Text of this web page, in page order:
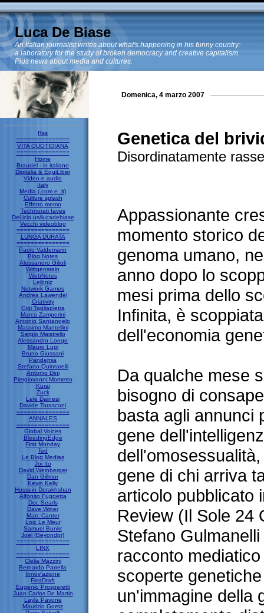
Luca De Biase
An Italian journalist writes about what's happening in his funny country:
a laboratory for the study of broken democracy and creative capitalism.
Plus news about media and cultures.
Rss
===============
VITA QUOTIDIANA
===============
Home
Braudel - in italiano
Digitalia & EquiLiber
Video e audio
Italy
Media (.com e .it)
Culture splash
Effetto memo
Technorati faves
Del.icio.us/lucadebiase
Vecchi videoblog
===============
LUNGA DURATA
===============
Paolo Valdemarin
Blog Notes
Alessandro Gilioli
Wittgenstein
WebNotes
Leibniz
Network Games
Andrea Lawendel
Criativity
Gigi Tagliapietra
Marco Zamperini
Antonio Santangelo
Massimo Mantellini
Sergio Maistrello
Alessandro Longo
Mauro Lupi
Bruno Giussani
Pandemia
Stefano Quintarelli
Antonio Dini
Piergiovanni Mometto
Kurai
Zuck
Lele Dainesi
Davide Tarasconi
===============
ANNALES
===============
Global Voices
BleedingEdge
First Monday
Ted
Le Blog Medias
Joi Ito
David Weinberger
Dan Gillmor
Kevin Kelly
Hossein Derakhshan
Alfonso Fuggetta
Doc Searls
Dave Winer
Marc Canter
Loic Le Meur
Samuel Bunkr
Joel (Beyondpr)
===============
LINX
===============
Clelia Mazzini
Bernardo Parrella
Innov'azione
FirstDraft
Eugenio Prosperetti
Juan Carlos De Martin
Layla Pavone
Maurizio Goetz
Domenica, 4 marzo 2007
Genetica del
Disordinatamente
Appassionante
momento storico
genoma umano,
anno dopo lo
mesi prima dello
Infinita, è
dell'economia
Da qualche mese
bisogno di
basta agli annunci
gene
gene di chi arriva
articolo pubblicato
Review (Il Sole 24
Stefano
racconto
scoperte
un'immagine della